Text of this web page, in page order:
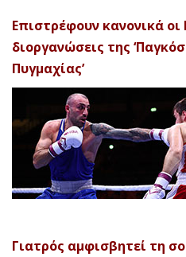
Επιστρέφουν κανονικά
διοργανώσεις της
Πυγμαχίας’
Γιατρός αμφισβητεί τη